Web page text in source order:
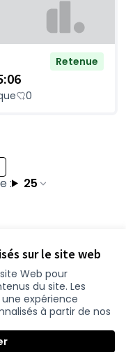
sur le site web
Web pour
du site. Les
expérience
à partir de nos
Retenue
0
: 25
sur YouTube